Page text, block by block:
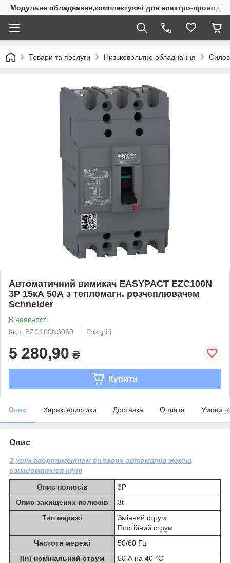
Модульне обладнання,комплектуючі для електро-проводки
Товари та послуги Низьковольтне обладнання
Автоматичний вимикач EASYPACT EZC100N
3P 15кА 50А з тепломагн. розчеплювачем
Schneider
В наявності
Код: EZC100N3050
Роздріб
5 280,90 ₴
Купити
Опис Характеристики Доставка Оплата Умови
Опис
З усім асортиментом силових автоматів можна
ознайомитися тут
Опис полюсів
3P
Опис захищених полюсів
3t
Тип мережі
Змінний струм
Постійний струм
Частота мережі
50/60 Гц
[In] номінальний струм
50 А на 40 °C